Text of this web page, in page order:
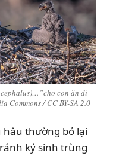
con ăn đi
Commons / CC BY-SA 2.0
hâu thường bỏ lại
ký sinh trùng